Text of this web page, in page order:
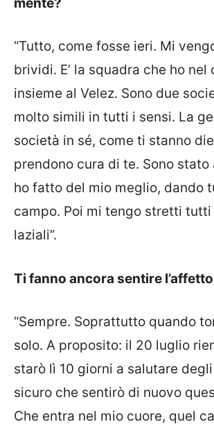
“Tutto, come fosse ieri. Mi
brividi. E’ la squadra che ho nel
insieme al Velez. Sono due
molto simili in tutti i sensi. La
società in sé, come ti stanno
prendono cura di te. Sono stato
ho fatto del mio meglio, dando
campo. Poi mi tengo stretti
laziali”.
Ti fanno ancora sentire
“Sempre. Soprattutto quando
solo. A proposito: il 20 luglio
starò lì 10 giorni a salutare
sicuro che sentirò di nuovo
Che entra nel mio cuore, quel